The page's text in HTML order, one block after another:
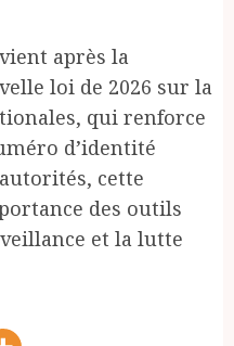
après la
loi de 2026 sur la
qui renforce
d’identité
cette
des outils
et la lutte